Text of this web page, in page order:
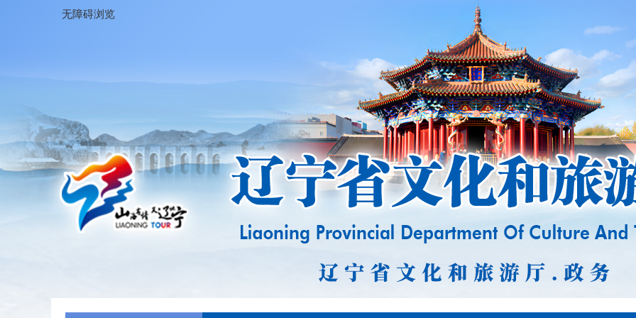
无障碍浏览